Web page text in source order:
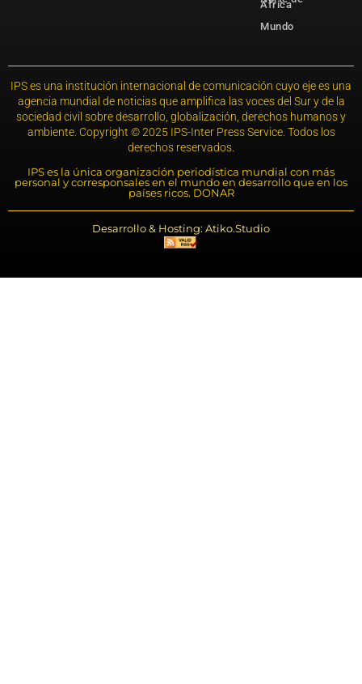
África
Mundo
IPS es una institución internacional de comunicación cuyo eje es una
agencia mundial de noticias que amplifica las voces del Sur y de la
sociedad civil sobre desarrollo, globalización, derechos humanos y
ambiente. Copyright © 2025 IPS-Inter Press Service. Todos los
derechos reservados.
IPS es la única organización periodística mundial con más
personal y corresponsales en el mundo en desarrollo que en los
países ricos. DONAR
Desarrollo & Hosting: Atiko.Studio